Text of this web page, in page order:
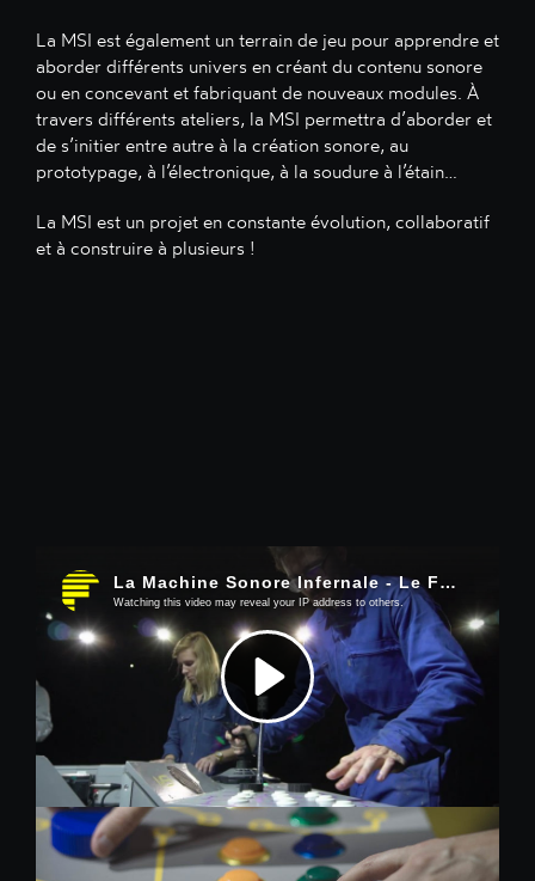
La MSI est également un terrain de jeu pour apprendre et
aborder différents univers en créant du contenu sonore
ou en concevant et fabriquant de nouveaux modules. À
travers différents ateliers, la MSI permettra d’aborder et
de s’initier entre autre à la création sonore, au
prototypage, à l’électronique, à la soudure à l’étain…
La MSI est un projet en constante évolution, collaboratif
et à construire à plusieurs !